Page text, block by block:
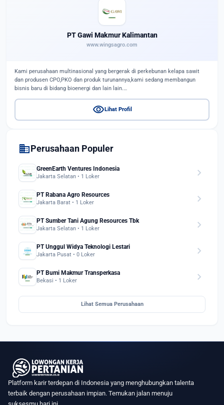
PT Gawi Makmur Kalimantan
www.wingsagro.com
Kami perusahaan multinasional yang bergerak di perkebunan kelapa sawit
dan produsen CPO,PKO dan produk turunannya,kami sedang membangun
bisnis baru di bidang bioenergi dan lain lain.…
visibility Lihat Profil
domainPerusahaan Populer
GreenEarth Ventures Indonesia
Jakarta Selatan • 1 Loker chevron_right
PT Rabana Agro Resources
Jakarta Barat • 1 Loker chevron_right
PT Sumber Tani Agung Resources Tbk
Jakarta Selatan • 1 Loker chevron_right
PT Unggul Widya Teknologi Lestari
Jakarta Pusat • 0 Loker chevron_right
PT Bumi Makmur Transperkasa
Bekasi • 1 Loker chevron_right
Lihat Semua Perusahaan
Platform karir terdepan di Indonesia yang menghubungkan talenta
terbaik dengan perusahaan impian. Temukan jalan menuju